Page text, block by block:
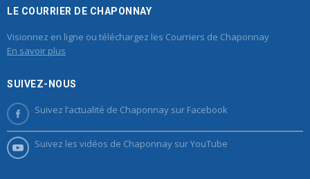
LE COURRIER DE CHAPONNAY
Visionnez en ligne ou téléchargez les Courriers de Chaponnay
En savoir plus
SUIVEZ-NOUS
Suivez l’actualité de Chaponnay sur Facebook
Suivez les vidéos de Chaponnay sur YouTube